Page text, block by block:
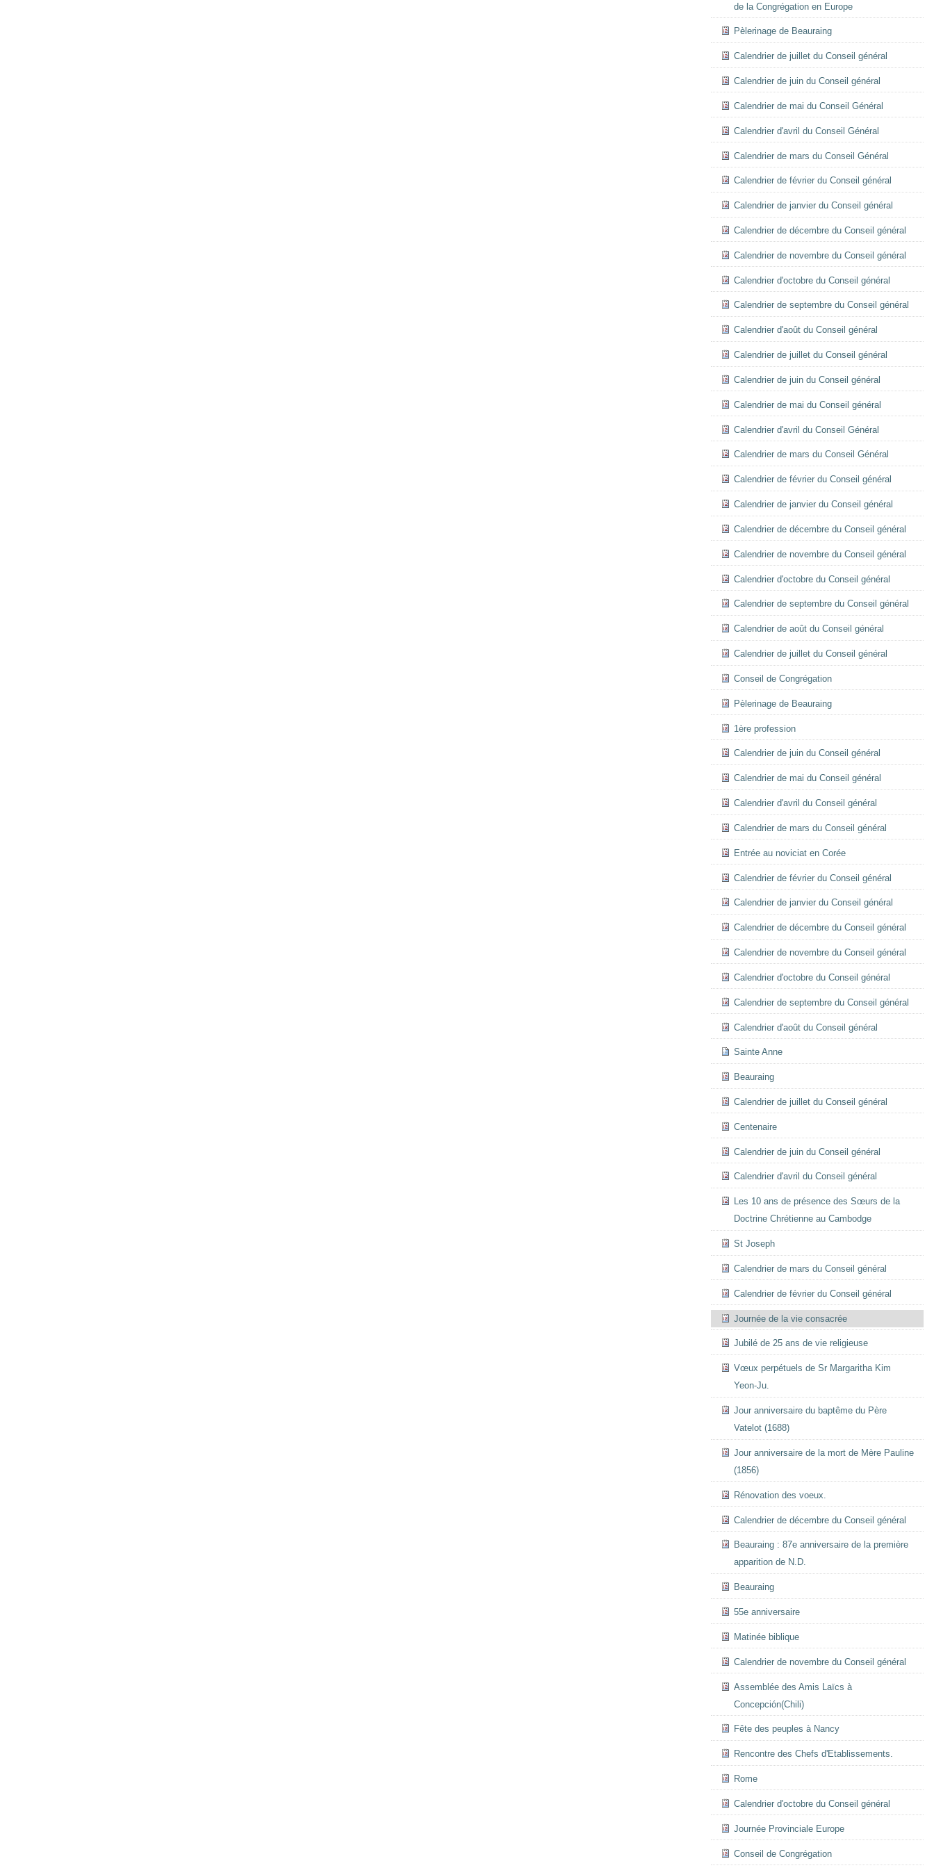
de la Congrégation en Europe
Pèlerinage de Beauraing
Calendrier de juillet du Conseil général
Calendrier de juin du Conseil général
Calendrier de mai du Conseil Général
Calendrier d'avril du Conseil Général
Calendrier de mars du Conseil Général
Calendrier de février du Conseil général
Calendrier de janvier du Conseil général
Calendrier de décembre du Conseil général
Calendrier de novembre du Conseil général
Calendrier d'octobre du Conseil général
Calendrier de septembre du Conseil général
Calendrier d'août du Conseil général
Calendrier de juillet du Conseil général
Calendrier de juin du Conseil général
Calendrier de mai du Conseil général
Calendrier d'avril du Conseil Général
Calendrier de mars du Conseil Général
Calendrier de février du Conseil général
Calendrier de janvier du Conseil général
Calendrier de décembre du Conseil général
Calendrier de novembre du Conseil général
Calendrier d'octobre du Conseil général
Calendrier de septembre du Conseil général
Calendrier de août du Conseil général
Calendrier de juillet du Conseil général
Conseil de Congrégation
Pèlerinage de Beauraing
1ère profession
Calendrier de juin du Conseil général
Calendrier de mai du Conseil général
Calendrier d'avril du Conseil général
Calendrier de mars du Conseil général
Entrée au noviciat en Corée
Calendrier de février du Conseil général
Calendrier de janvier du Conseil général
Calendrier de décembre du Conseil général
Calendrier de novembre du Conseil général
Calendrier d'octobre du Conseil général
Calendrier de septembre du Conseil général
Calendrier d'août du Conseil général
Sainte Anne
Beauraing
Calendrier de juillet du Conseil général
Centenaire
Calendrier de juin du Conseil général
Calendrier d'avril du Conseil général
Les 10 ans de présence des Sœurs de la
Doctrine Chrétienne au Cambodge
St Joseph
Calendrier de mars du Conseil général
Calendrier de février du Conseil général
Journée de la vie consacrée
Jubilé de 25 ans de vie religieuse
Vœux perpétuels de Sr Margaritha Kim
Yeon-Ju.
Jour anniversaire du baptême du Père
Vatelot (1688)
Jour anniversaire de la mort de Mère Pauline
(1856)
Rénovation des voeux.
Calendrier de décembre du Conseil général
Beauraing : 87e anniversaire de la première
apparition de N.D.
Beauraing
55e anniversaire
Matinée biblique
Calendrier de novembre du Conseil général
Assemblée des Amis Laïcs à
Concepción(Chili)
Fête des peuples à Nancy
Rencontre des Chefs d'Etablissements.
Rome
Calendrier d'octobre du Conseil général
Journée Provinciale Europe
Conseil de Congrégation